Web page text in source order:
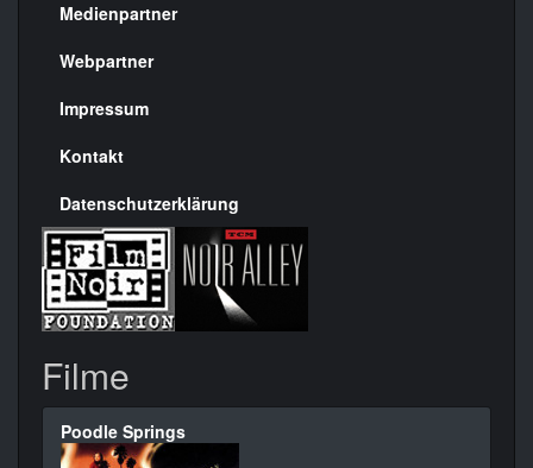
Menülinks
rechte
Seite
Medienpartner
Webpartner
Impressum
Kontakt
Datenschutzerklärung
Filme
Poodle Springs